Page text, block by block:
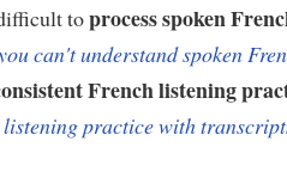
toprocess spoken
can't understand spoken
French listening
listening practice with